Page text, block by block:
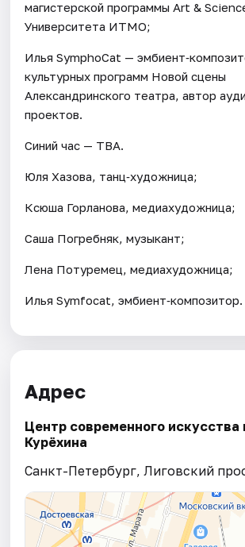
магистерской программы Art &
Университета ИТМО;
Илья SymphoCat —
культурных программ Новой сцены
Александринского театра, автор
проектов.
Синий час — TBA.
Юля Хазова, танц‑художница;
Ксюша Горланова, медиахудожница;
Саша Погребняк, музыкант;
Лена Потуремец, медиахудожница;
Илья Symfocat, эмбиент‑композитор.
Адрес
Центр современного искусства
Курёхина
Санкт-Петербург, Лиговский